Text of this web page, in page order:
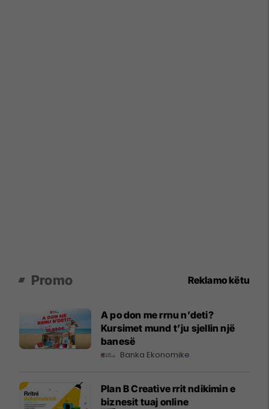
Promo Reklamo këtu
A po don me rrnu n’deti?
Kursimet mund t’ju sjellin një
banesë
Banka Ekonomike
Plan B Creative rrit ndikimin e
biznesit tuaj online